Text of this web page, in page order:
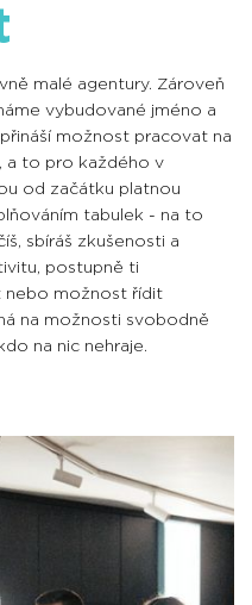
malé agentury. Zároveň
vybudované jméno a
možnost pracovat na
a to pro každého v
od začátku platnou
tabulek - na to
sbíráš zkušenosti a
postupně ti
nebo možnost řídit
na možnosti svobodně
na nic nehraje.